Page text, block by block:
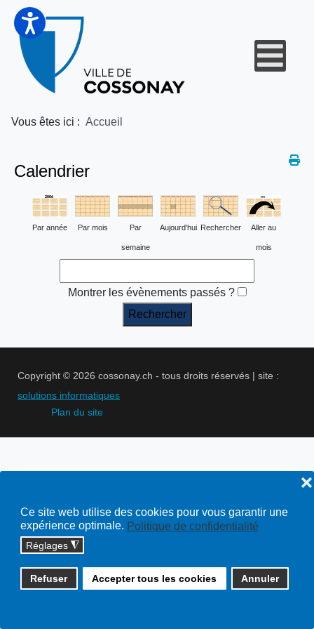
Ce site web utilise des cookies pour vous garantir une
expérience optimale. Politique de confidentialité
Réglages ◮
Refuser Accepter tous les cookies Annuler
❌
Vous êtes ici : Accueil
Calendrier
Par année Par mois Par
semaine
Aujourd'hui Rechercher Aller au
mois
Montrer les évènements passés ?
Copyright © 2026 cossonay.ch - tous droits réservés | site :
solutions informatiques
Plan du site